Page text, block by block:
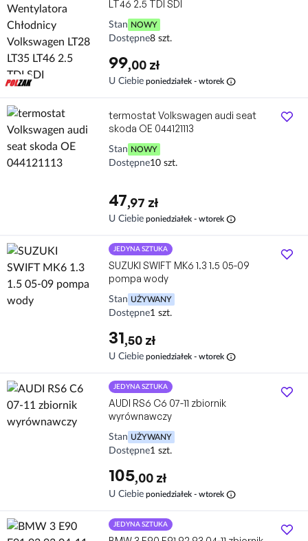
LT46 2.5 TDI SDI
Stan NOWY
Dostępne8 szt.
99,00 zł
U Ciebie poniedziałek - wtorek info
termostat Volkswagen audi seat
skoda OE 044121113
Stan NOWY
Dostępne10 szt.
47,97 zł
U Ciebie poniedziałek - wtorek info
JEDYNA SZTUKA
SUZUKI SWIFT MK6 1.3 1.5 05-09
pompa wody
Stan UŻYWANY
Dostępne1 szt.
31,50 zł
U Ciebie poniedziałek - wtorek info
JEDYNA SZTUKA
AUDI RS6 C6 07-11 zbiornik
wyrównawczy
Stan UŻYWANY
Dostępne1 szt.
105,00 zł
U Ciebie poniedziałek - wtorek info
JEDYNA SZTUKA